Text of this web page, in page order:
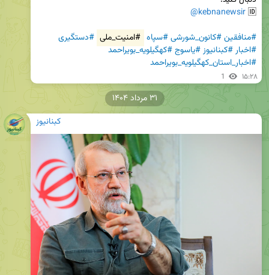
🆔
@kebnanewsir
#منافقین#کانون_شورشی#سپاه #امنیت_ملی #دستگیری
#اخبار#کبنانیوز#یاسوج#کهگیلویه_بویراحمد
#اخبار_استان_کهگیلویه_بویراحمد
1 ۱۵:۲۸
کبنانیوز
۳۱ مرداد ۱۴۰۴